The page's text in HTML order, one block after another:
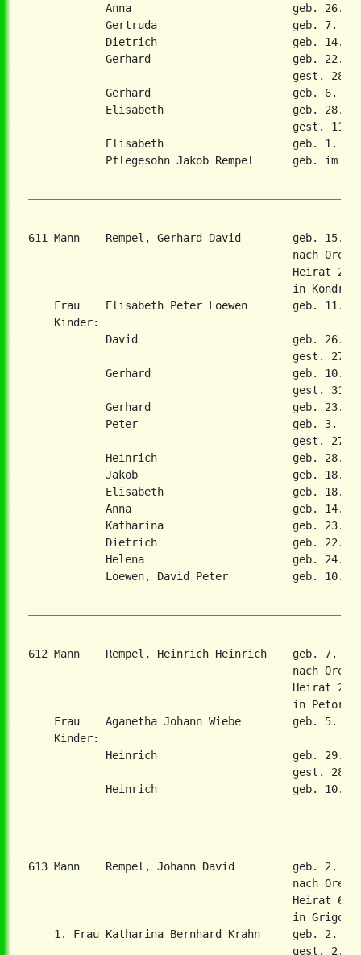
Anna                         geb. 26.
Gertruda                     geb. 7.
Dietrich                     geb. 14.
Gerhard                      geb. 22.
gest. 28.
Gerhard                      geb. 6.
Elisabeth                    geb. 28.
gest. 11.
Elisabeth                    geb. 1.
Pflegesohn Jakob Rempel      geb. im
611 Mann    Rempel, Gerhard David        geb. 15.
nach
Heirat 2.
in
Frau    Elisabeth Peter Loewen       geb. 11.
    Kinder:
David                        geb. 26.
gest. 27.
Gerhard                      geb. 10.
gest. 31.
Gerhard                      geb. 23.
Peter                        geb. 3.
gest. 27.
Heinrich                     geb. 28.
Jakob                        geb. 18.
Elisabeth                    geb. 18.
Anna                         geb. 14.
Katharina                    geb. 23.
Dietrich                     geb. 22.
Helena                       geb. 24.
Loewen, David Peter          geb. 10.
612 Mann    Rempel, Heinrich Heinrich    geb. 7.
nach
Heirat 23.
in
Frau    Aganetha Johann Wiebe        geb. 5.
    Kinder:
Heinrich                     geb. 29.
gest. 28.
Heinrich                     geb. 10.
613 Mann    Rempel, Johann David         geb. 2.
nach
Heirat 6.
in
1. Frau Katharina Bernhard Krahn     geb. 2.
gest. 2.